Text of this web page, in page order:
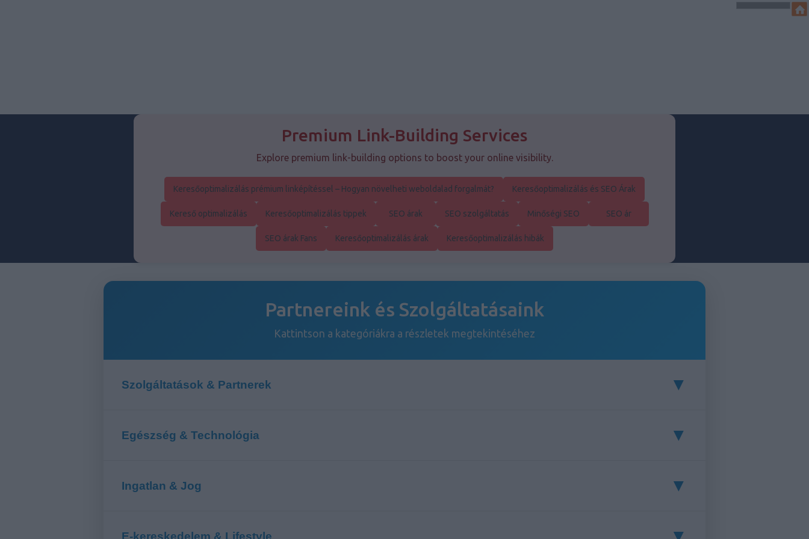
Premium Link-Building Services
Explore premium link-building options to boost your online visibility.
Keresőoptimalizálás prémium linképítéssel – Hogyan növelheti weboldalad forgalmát? Keresőoptimalizálás és SEO Árak
Kereső optimalizálás Keresőoptimalizálás tippek SEO árak SEO szolgáltatás Minőségi SEO SEO ár
SEO árak Fans Keresőoptimalizálás árak Keresőoptimalizálás hibák
Partnereink és Szolgáltatásaink
Kattintson a kategóriákra a részletek megtekintéséhez
Szolgáltatások & Partnerek ▼
Konténer Rendelés
Professzionális megoldások minden projekt méretéhez, versenyképes árakkal.
Egészség & Technológia ▼
Magnézium Kiegészítő
Természetes összetevők, kiváló felszívódás és minőség.
Ingatlan & Jog ▼
E-kereskedelem & Lifestyle